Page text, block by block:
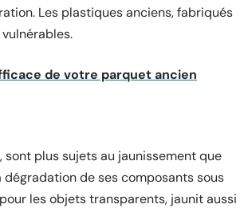
Les plastiques anciens, fabriqués
de votre parquet ancien
plus sujets au jaunissement que
dégradation de ses composants sous
les objets transparents, jaunit aussi